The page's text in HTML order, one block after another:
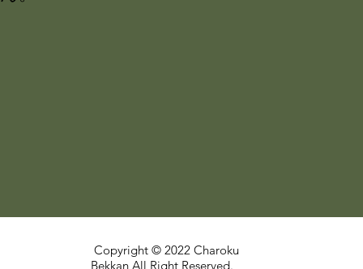
Copyright © 2022 Charoku
Bekkan All Right Reserved.